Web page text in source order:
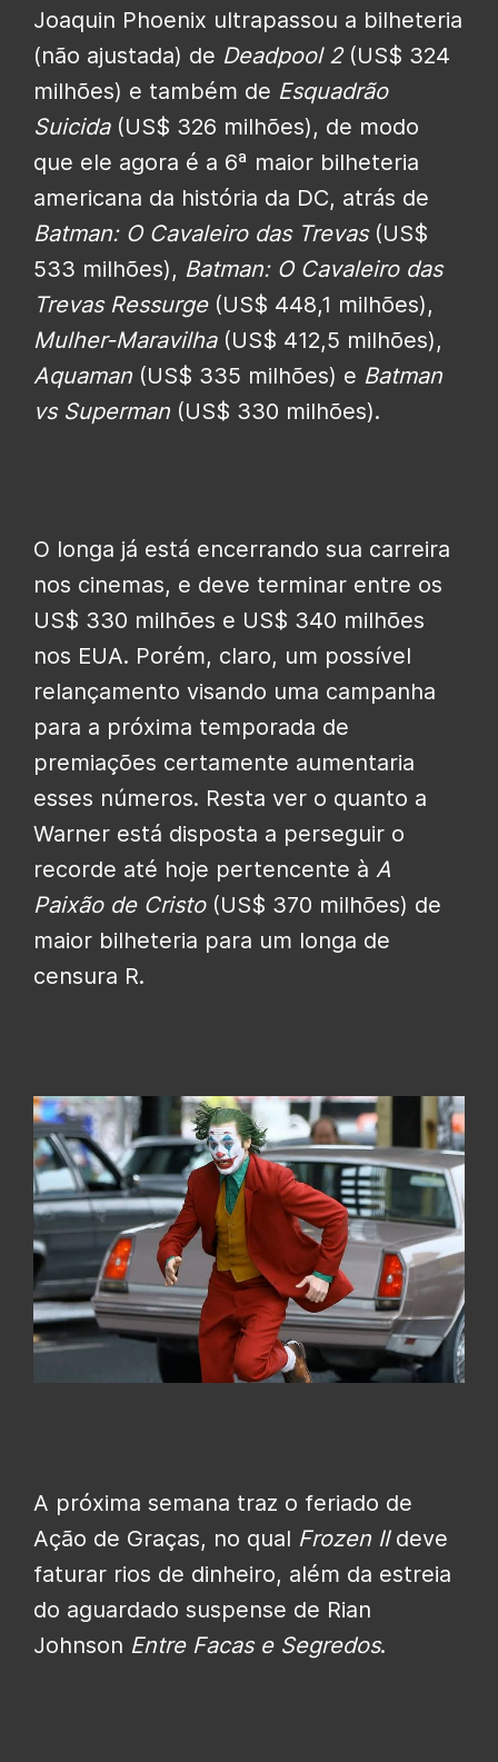
Joaquin Phoenix ultrapassou a bilheteria
(não ajustada) de Deadpool 2(US$ 324
milhões) e também de Esquadrão
Suicida(US$ 326 milhões), de modo
que ele agora é a 6ª maior bilheteria
americana da história da DC, atrás de
Batman: O Cavaleiro das Trevas(US$
533 milhões), Batman: O Cavaleiro das
Trevas Ressurge(US$ 448,1 milhões),
Mulher-Maravilha(US$ 412,5 milhões),
Aquaman (US$ 335 milhões) e Batman
vs Superman (US$ 330 milhões).
O longa já está encerrando sua carreira
nos cinemas, e deve terminar entre os
US$ 330 milhões e US$ 340 milhões
nos EUA. Porém, claro, um possível
relançamento visando uma campanha
para a próxima temporada de
premiações certamente aumentaria
esses números. Resta ver o quanto a
Warner está disposta a perseguir o
recorde até hoje pertencente à A
Paixão de Cristo(US$ 370 milhões) de
maior bilheteria para um longa de
censura R.
A próxima semana traz o feriado de
Ação de Graças, no qual Frozen IIdeve
faturar rios de dinheiro, além da estreia
do aguardado suspense de Rian
Johnson Entre Facas e Segredos.